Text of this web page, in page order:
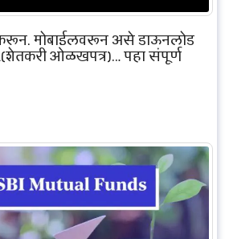
करून, मोबाईलवरून असे डाऊनलोड
ओळखपत्र)… पहा संपूर्ण